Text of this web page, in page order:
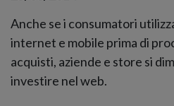
Anche se i consumatori
internet e mobile prima di
acquisti, aziende e store si
investire nel web.